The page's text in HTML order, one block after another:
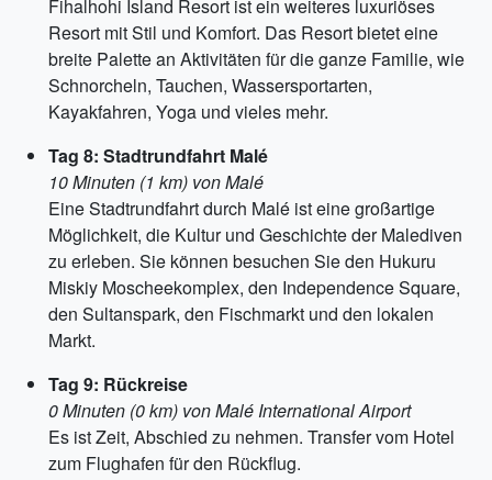
Fihalhohi Island Resort ist ein weiteres luxuriöses
Resort mit Stil und Komfort. Das Resort bietet eine
breite Palette an Aktivitäten für die ganze Familie, wie
Schnorcheln, Tauchen, Wassersportarten,
Kayakfahren, Yoga und vieles mehr.
Tag 8: Stadtrundfahrt Malé
10 Minuten (1 km) von Malé
Eine Stadtrundfahrt durch Malé ist eine großartige
Möglichkeit, die Kultur und Geschichte der Malediven
zu erleben. Sie können besuchen Sie den Hukuru
Miskiy Moscheekomplex, den Independence Square,
den Sultanspark, den Fischmarkt und den lokalen
Markt.
Tag 9: Rückreise
0 Minuten (0 km) von Malé International Airport
Es ist Zeit, Abschied zu nehmen. Transfer vom Hotel
zum Flughafen für den Rückflug.